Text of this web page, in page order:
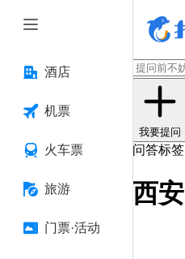
酒店
机票
火车票
旅游
门票·活动
我要提问
问答标签
西安